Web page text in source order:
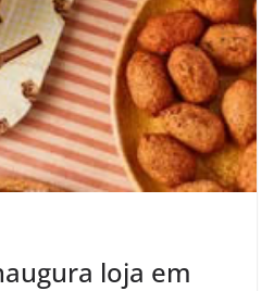
loja em